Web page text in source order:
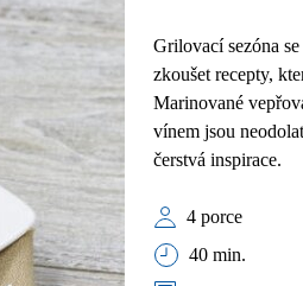
Grilovací sezóna
zkoušet recepty,
Marinované
vínem jsou
čerstvá inspirace.
4 porce
40 min.